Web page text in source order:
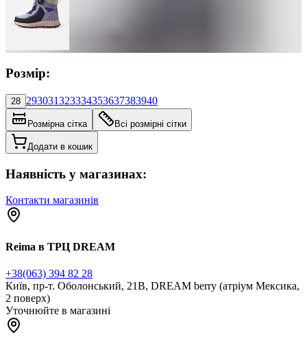
Розмір:
28 293031323334353637383940
Розмірна сітка Всі розмірні сітки
Додати в кошик
Наявність у магазинах:
Контакти магазинів
Reima в ТРЦ DREAM
+38(063) 394 82 28
Київ, пр-т. Оболонський, 21В, DREAM berry (атріум Мексика,
2 поверх)
Уточнюйте в магазині